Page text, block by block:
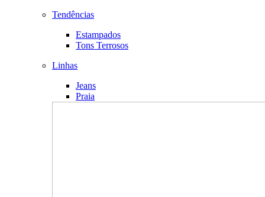
Tendências
Estampados
Tons Terrosos
Linhas
Jeans
Praia